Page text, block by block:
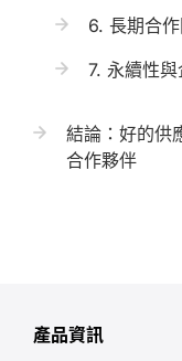
6. 長期合
7. 永續性
結論：好的供
合作夥伴
產品資訊